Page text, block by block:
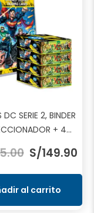
DC SERIE 2, BINDER
+ 4...
precio
original
era:
S/235.00.
S/149.90
S/
al carrito